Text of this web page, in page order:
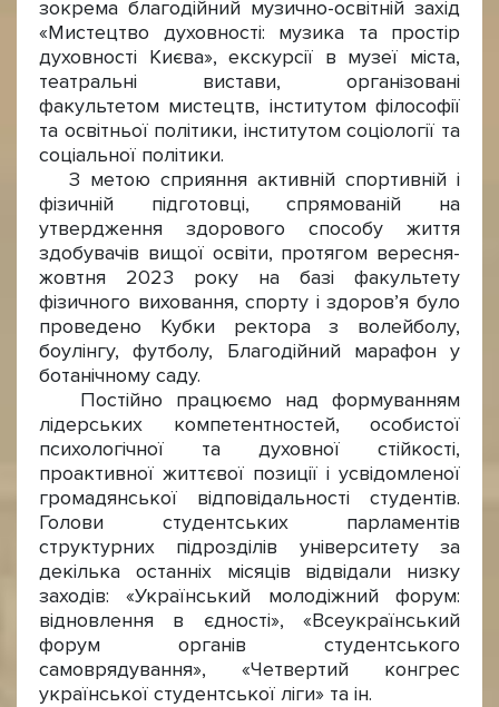
зокрема благодійний музично-освітній захід
«Мистецтво духовності: музика та простір
духовності Києва», екскурсії в музеї міста,
театральні вистави, організовані
факультетом мистецтв, інститутом філософії
та освітньої політики, інститутом соціології та
соціальної політики.
З метою сприяння активній спортивній і
фізичній підготовці, спрямованій на
утвердження здорового способу життя
здобувачів вищої освіти, протягом вересня-
жовтня 2023 року на базі факультету
фізичного виховання, спорту і здоров’я було
проведено Кубки ректора з волейболу,
боулінгу, футболу, Благодійний марафон у
ботанічному саду.
Постійно працюємо над формуванням
лідерських компетентностей, особистої
психологічної та духовної стійкості,
проактивної життєвої позиції і усвідомленої
громадянської відповідальності студентів.
Голови студентських парламентів
структурних підрозділів університету за
декілька останніх місяців відвідали низку
заходів: «Український молодіжний форум:
відновлення в єдності», «Всеукраїнський
форум органів студентського
самоврядування», «Четвертий конгрес
української студентської ліги» та ін.